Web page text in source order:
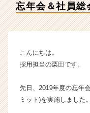
イ
チ
ャ
忘年会＆社員総
こんにちは。
採用担当の栗田です
先日、2019年度の忘
ミット)を実施しました。